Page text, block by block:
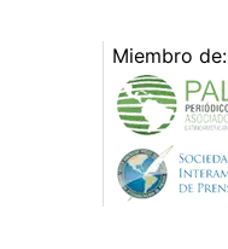
Miembro de: